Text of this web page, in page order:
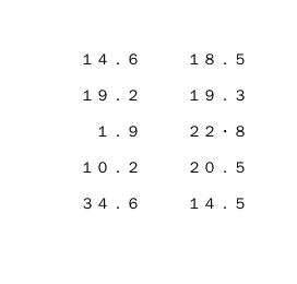
４．６ １８．５
１９．２ １９．３
１．９ ２２・８
０．２ ２０．５
４．６ １４．５